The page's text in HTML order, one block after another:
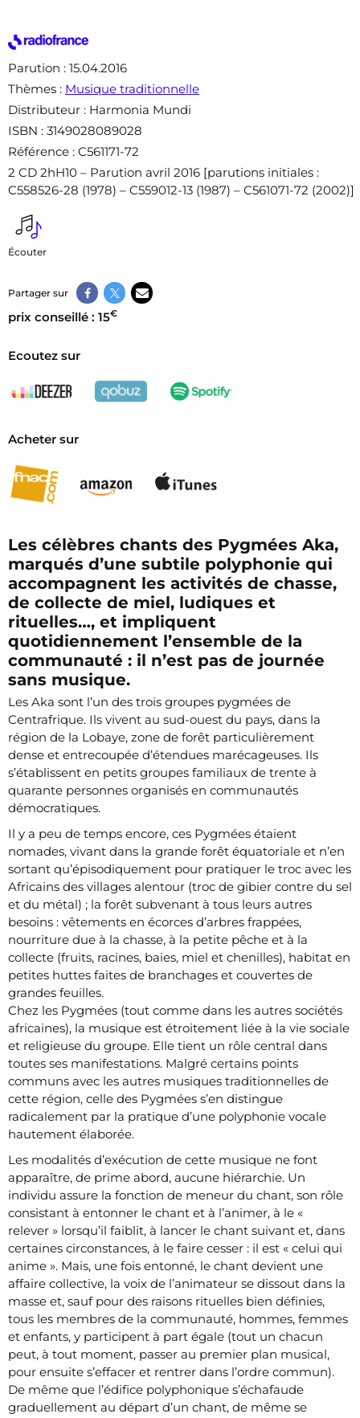
Parution : 15.04.2016
Thèmes : Musique traditionnelle
Distributeur : Harmonia Mundi
ISBN : 3149028089028
Référence : C561171-72
2 CD 2hH10 – Parution avril 2016 [parutions initiales :
C558526-28 (1978) – C559012-13 (1987) – C561071-72 (2002)]
Écouter
Partager sur
prix conseillé : 15€
Ecoutez sur
Acheter sur
Les célèbres chants des Pygmées Aka,
marqués d’une subtile polyphonie qui
accompagnent les activités de chasse,
de collecte de miel, ludiques et
rituelles…, et impliquent
quotidiennement l’ensemble de la
communauté : il n’est pas de journée
sans musique.
Les Aka sont l’un des trois groupes pygmées de
Centrafrique. Ils vivent au sud-ouest du pays, dans la
région de la Lobaye, zone de forêt particulièrement
dense et entrecoupée d’étendues marécageuses. Ils
s’établissent en petits groupes familiaux de trente à
quarante personnes organisés en communautés
démocratiques.
Il y a peu de temps encore, ces Pygmées étaient
nomades, vivant dans la grande forêt équatoriale et n’en
sortant qu’épisodiquement pour pratiquer le troc avec les
Africains des villages alentour (troc de gibier contre du sel
et du métal) ; la forêt subvenant à tous leurs autres
besoins : vêtements en écorces d’arbres frappées,
nourriture due à la chasse, à la petite pêche et à la
collecte (fruits, racines, baies, miel et chenilles), habitat en
petites huttes faites de branchages et couvertes de
grandes feuilles.
Chez les Pygmées (tout comme dans les autres sociétés
africaines), la musique est étroitement liée à la vie sociale
et religieuse du groupe. Elle tient un rôle central dans
toutes ses manifestations. Malgré certains points
communs avec les autres musiques traditionnelles de
cette région, celle des Pygmées s’en distingue
radicalement par la pratique d’une polyphonie vocale
hautement élaborée.
Les modalités d’exécution de cette musique ne font
apparaître, de prime abord, aucune hiérarchie. Un
individu assure la fonction de meneur du chant, son rôle
consistant à entonner le chant et à l’animer, à le «
relever » lorsqu’il faiblit, à lancer le chant suivant et, dans
certaines circonstances, à le faire cesser : il est « celui qui
anime ». Mais, une fois entonné, le chant devient une
affaire collective, la voix de l’animateur se dissout dans la
masse et, sauf pour des raisons rituelles bien définies,
tous les membres de la communauté, hommes, femmes
et enfants, y participent à part égale (tout un chacun
peut, à tout moment, passer au premier plan musical,
pour ensuite s’effacer et rentrer dans l’ordre commun).
De même que l’édifice polyphonique s’échafaude
graduellement au départ d’un chant, de même se